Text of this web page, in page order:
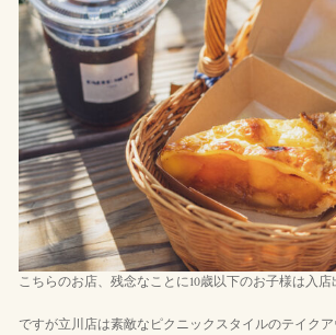
こちらのお店、残念なことに10歳以下のお子様は入店
ですが立川店は素敵なピクニックスタイルのテイクア